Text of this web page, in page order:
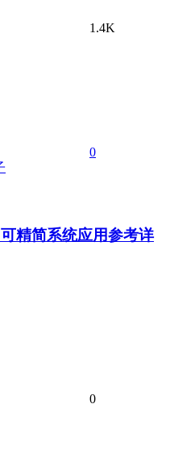
1.4K
0
精简系统应用参考详
0